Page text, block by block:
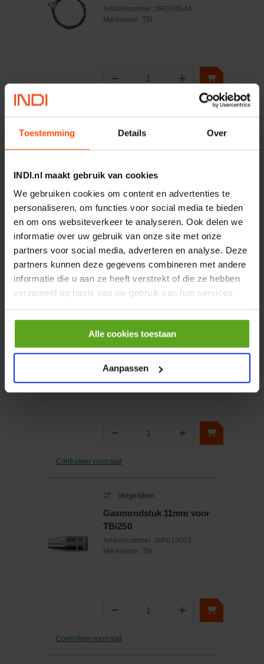
Toestemming Details Over
INDI.nl maakt gebruik van cookies
We gebruiken cookies om content en advertenties te
personaliseren, om functies voor social media te bieden
en om ons websiteverkeer te analyseren. Ook delen we
informatie over uw gebruik van onze site met onze
partners voor social media, adverteren en analyse. Deze
partners kunnen deze gegevens combineren met andere
informatie die u aan ze heeft verstrekt of die ze hebben
verzameld op basis van uw gebruik van hun services.
Alle cookies toestaan
Aanpassen
Artikelnummer: WP204544
Merknaam: TBi
− Aantal +
wegwerpflessen
Merknaam:Gys
− +
Controleer voorraad
Vergelijken
Terugslagklep zuurstof Ø
6.3mm en Ø 10mm
Artikelnummer:
Merknaam:Unbranded
− Aantal +
Controleer voorraad
Vergelijken
Gasmondstuk 11mm voor
TBi250
Artikelnummer: WP013003
Merknaam: TBi
− Aantal +
Controleer voorraad